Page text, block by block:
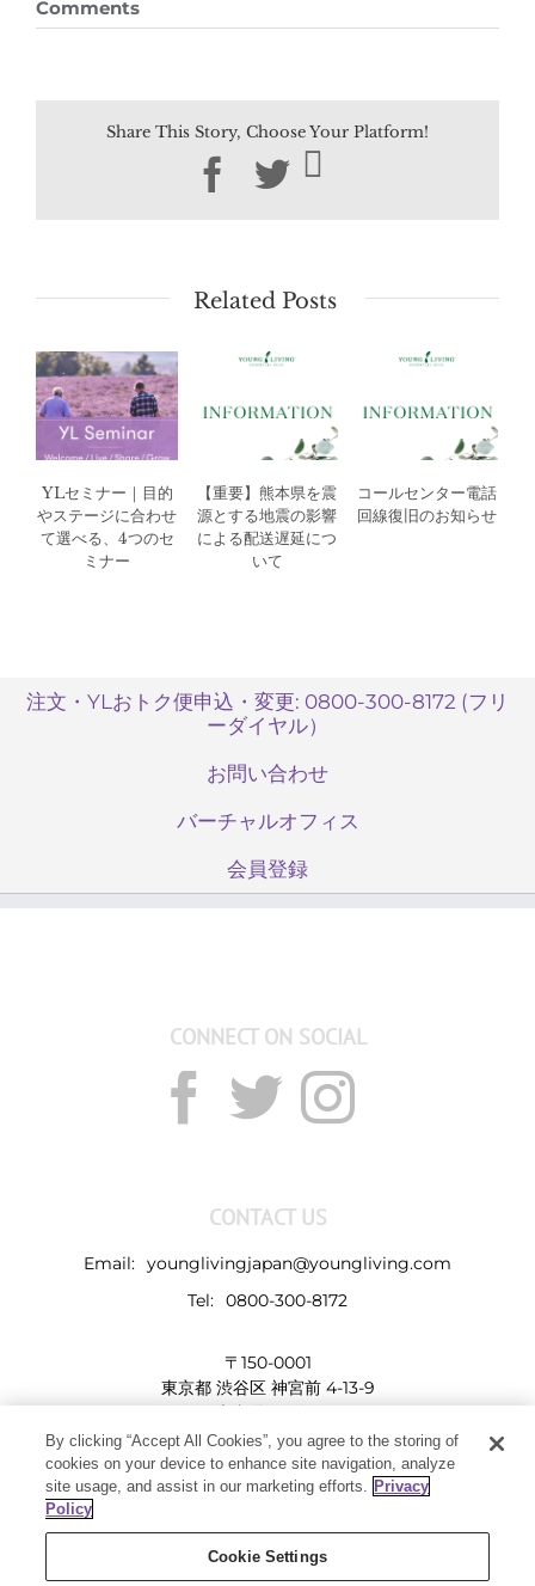
Comments
Share This Story, Choose Your Platform!
Facebook
Twitter
Related Posts
YLセミナー｜目的
やステージに合わせ
て選べる、4つのセ
ミナー
【重要】熊本県を震
源とする地震の影響
による配送遅延につ
いて
コールセンター電話
回線復旧のお知らせ
注文・YLおトク便申込・変更: 0800-300-8172 (フリ
ーダイヤル）
お問い合わせ
バーチャルオフィス
会員登録
CONNECT ON SOCIAL
CONTACT US
Email: younglivingjapan@youngliving.com
Tel: 0800-300-8172
〒150-0001
東京都 渋谷区 神宮前 4-13-9
表参道LHビル
By clicking “Accept All Cookies”, you agree to the storing of
cookies on your device to enhance site navigation, analyze
site usage, and assist in our marketing efforts. Privacy
Policy
Cookie Settings